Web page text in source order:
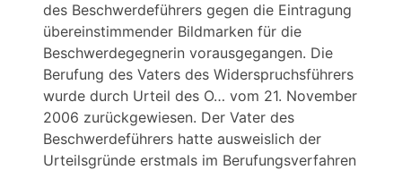
des Beschwerdeführers gegen die Eintragung
übereinstimmender Bildmarken für die
Beschwerdegegnerin vorausgegangen. Die
Berufung des Vaters des Widerspruchsführers
wurde durch Urteil des O… vom 21. November
2006 zurückgewiesen. Der Vater des
Beschwerdeführers hatte ausweislich der
Urteilsgründe erstmals im Berufungsverfahren